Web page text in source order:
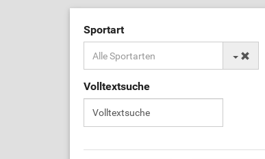
Sportart
Volltextsuche